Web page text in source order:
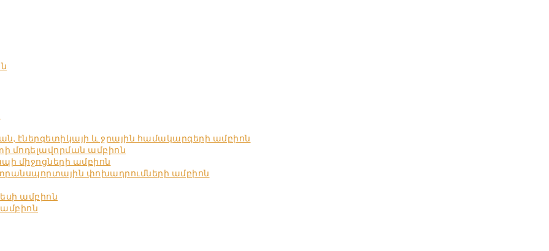
էներգետիկայի և ջրային համակարգերի ամբիոն
մոդելավորման ամբիոն
միջոցների ամբիոն
փոխադրումների ամբիոն
ամբիոն